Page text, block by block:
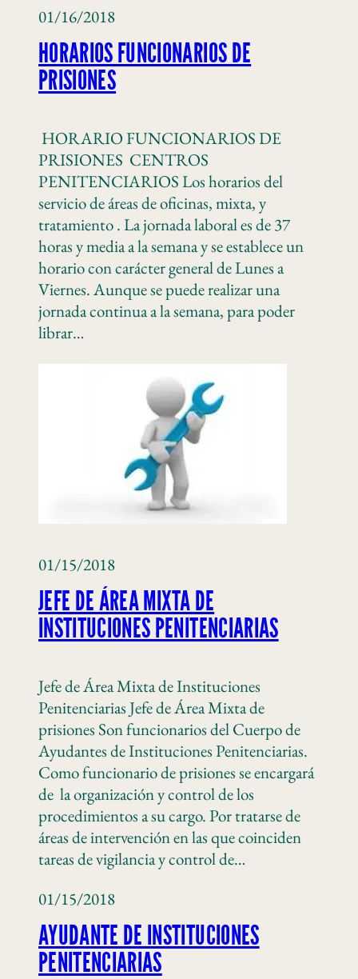
01/16/2018
HORARIOS FUNCIONARIOS DE
PRISIONES
HORARIO FUNCIONARIOS DE
PRISIONES CENTROS
PENITENCIARIOS Los horarios del
servicio de áreas de oficinas, mixta, y
tratamiento . La jornada laboral es de 37
horas y media a la semana y se establece un
horario con carácter general de Lunes a
Viernes. Aunque se puede realizar una
jornada continua a la semana, para poder
librar…
01/15/2018
JEFE DE ÁREA MIXTA DE
INSTITUCIONES PENITENCIARIAS
Jefe de Área Mixta de Instituciones
Penitenciarias Jefe de Área Mixta de
prisiones Son funcionarios del Cuerpo de
Ayudantes de Instituciones Penitenciarias.
Como funcionario de prisiones se encargará
de la organización y control de los
procedimientos a su cargo. Por tratarse de
áreas de intervención en las que coinciden
tareas de vigilancia y control de…
01/15/2018
AYUDANTE DE INSTITUCIONES
PENITENCIARIAS